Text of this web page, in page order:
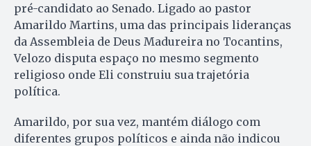
pré-candidato ao Senado. Ligado ao pastor
Amarildo Martins, uma das principais lideranças
da Assembleia de Deus Madureira no Tocantins,
Velozo disputa espaço no mesmo segmento
religioso onde Eli construiu sua trajetória
política.
Amarildo, por sua vez, mantém diálogo com
diferentes grupos políticos e ainda não indicou